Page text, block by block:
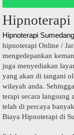
Hipnoterapi
Hipnoterapi Sumedang
hipnoterapi Online /
mengedepankan
juga menyediakan
yang akan di tangani
wilayah anda.
terapi secara langsung
telah di percaya
Biaya Hipnoterapi di